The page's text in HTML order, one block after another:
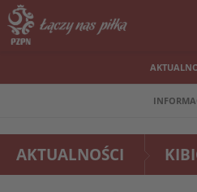
AKTUALNOŚCI